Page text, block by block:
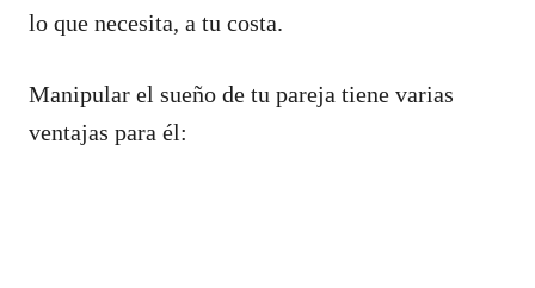
lo que necesita, a tu costa.
Manipular el sueño de tu pareja tiene varias
ventajas para él: